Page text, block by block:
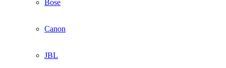
Bose
Canon
JBL